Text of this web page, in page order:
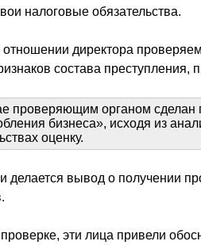
налоговые обязательства.
директора
состава преступления,
проверяющим органом
бизнеса», исходя из
оценку.
вывод о получении
эти лица привели